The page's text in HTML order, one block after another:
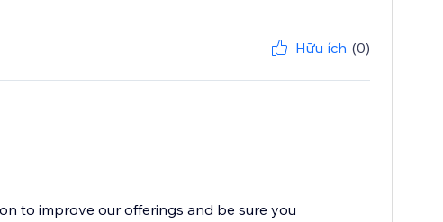
Hữu ích (0)
to improve our offerings and be sure you